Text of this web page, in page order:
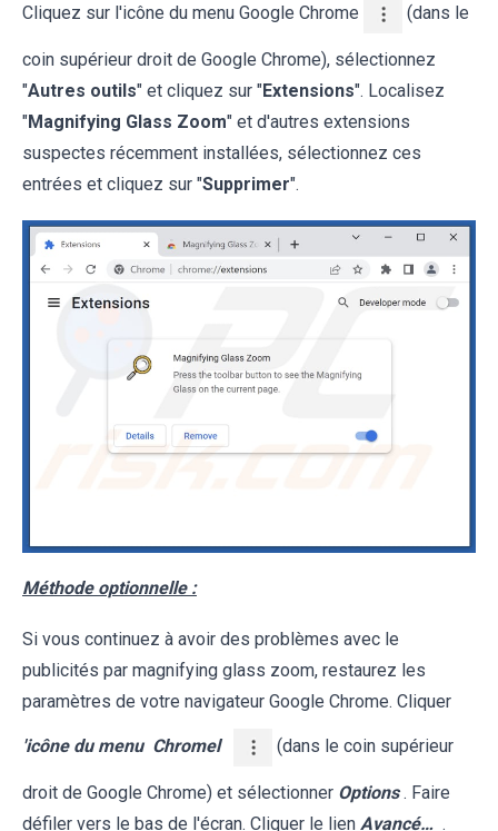
Cliquez sur l'icône du menu Google Chrome (dans le
coin supérieur droit de Google Chrome), sélectionnez
"Autres outils" et cliquez sur "Extensions". Localisez
"Magnifying Glass Zoom" et d'autres extensions
suspectes récemment installées, sélectionnez ces
entrées et cliquez sur "Supprimer".
Méthode optionnelle :
Si vous continuez à avoir des problèmes avec le
publicités par magnifying glass zoom, restaurez les
paramètres de votre navigateur Google Chrome. Cliquer
'icône du menu Chromel (dans le coin supérieur
droit de Google Chrome) et sélectionner Options . Faire
défiler vers le bas de l'écran. Cliquer le lien Avancé… .